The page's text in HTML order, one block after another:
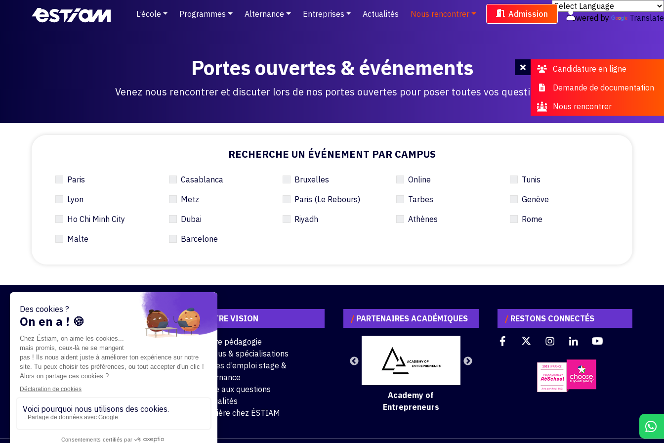
Powered by Translate
L’école Programmes Alternance Entreprises Actualités Nous rencontrer Admission
Portes ouvertes & événements
Venez nous rencontrer et discuter lors de nos portes ouvertes pour poser toutes vos questions.
RECHERCHE UN ÉVÉNEMENT PAR CAMPUS
Paris Casablanca Bruxelles Online
Tunis
Lyon
Metz Paris (Le Rebours) Tarbes
Genève
Ho Chi Minh City
Dubai Riyadh Athènes
Rome
Malte
Barcelone
École supérieure des technologies
de l'information appliquées aux
métiers
/ NOTRE VISION
Notre pédagogie
Cursus & spécialisations
Offres d’emploi stage &
alternance
Foire aux questions
Actualités
Carrière chez ÉSTIAM
/ PARTENAIRES ACADÉMIQUES
Academy of
Entrepreneurs
/RESTONS CONNECTÉS
Candidature en ligne
Demande de documentation
Nous rencontrer